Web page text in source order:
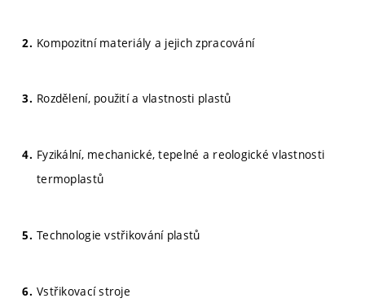
Kompozitní materiály a jejich zpracování
Rozdělení, použití a vlastnosti plastů
Fyzikální, mechanické, tepelné a reologické vlastnosti
termoplastů
Technologie vstřikování plastů
Vstřikovací stroje